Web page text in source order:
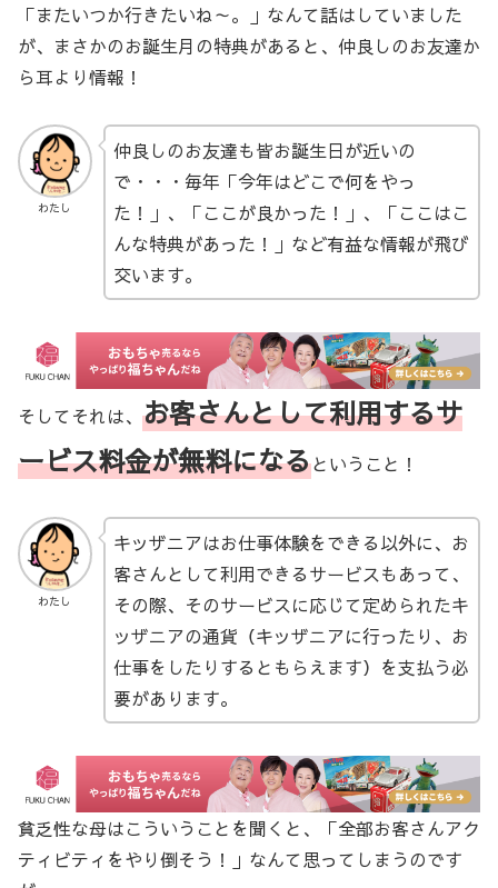
「またいつか行きたいね～。」なんて話はしていました
が、まさかのお誕生月の特典があると、仲良しのお友達か
ら耳より情報！
わたし
仲良しのお友達も皆お誕生日が近いの
で・・・毎年「今年はどこで何をやっ
た！」、「ここが良かった！」、「ここはこ
んな特典があった！」など有益な情報が飛び
交います。
そしてそれは、 お客さんとして利用するサ
ービス料金が無料になるということ！
わたし
キッザニアはお仕事体験をできる以外に、お
客さんとして利用できるサービスもあって、
その際、そのサービスに応じて定められたキ
ッザニアの通貨（キッザニアに行ったり、お
仕事をしたりするともらえます）を支払う必
要があります。
貧乏性な母はこういうことを聞くと、「全部お客さんアク
ティビティをやり倒そう！」なんて思ってしまうのです